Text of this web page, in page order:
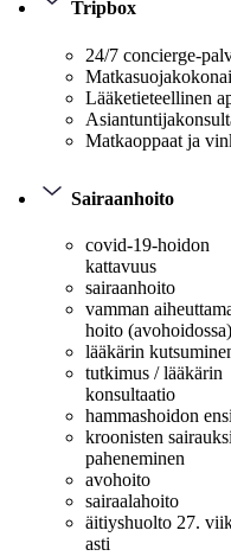
Tripbox
24/7 concierge-
Lääketieteellinen
Matkaoppaat ja
Sairaanhoito
covid-19-hoidon
kattavuus
sairaanhoito
vamman
hoito (avohoidossa)
lääkärin
tutkimus / lääkärin
konsultaatio
hammashoidon
kroonisten
paheneminen
avohoito
sairaalahoito
äitiyshuolto 27.
asti